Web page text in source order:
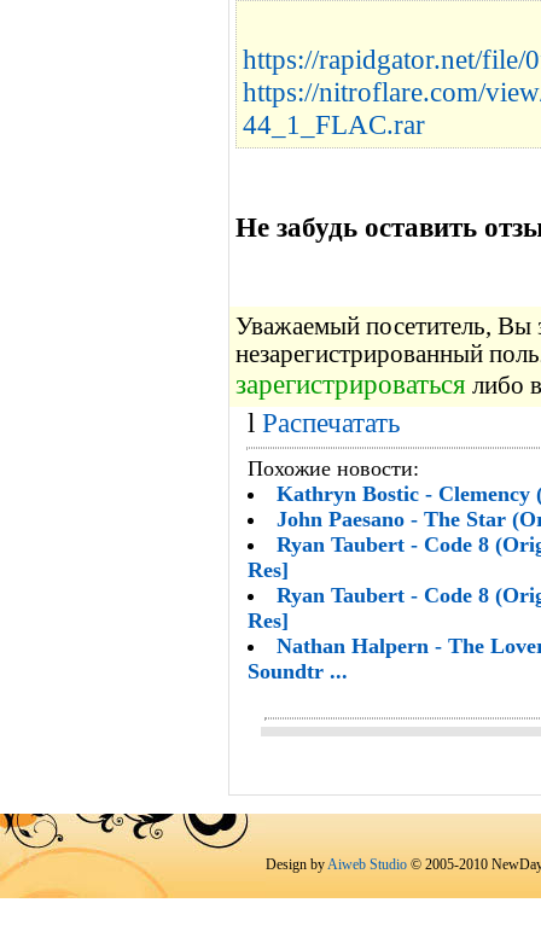
https://rapidgator.net/
https://nitroflare.com/
44_1_FLAC.rar
Не забудь оставить
Уважаемый посетитель, Вы
незарегистрированный
зарегистрироваться либо
l Распечатать
Похожие новости:
Kathryn Bostic -
John Paesano - The Star
Ryan Taubert - Code 8
Res]
Ryan Taubert - Code 8
Res]
Nathan Halpern - The
Soundtr ...
Design byAiweb Studio © 2005-2010